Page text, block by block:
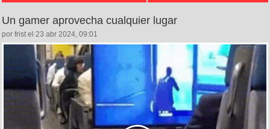
Un gamer aprovecha cualquier lugar
por frist el 23 abr 2024, 09:01